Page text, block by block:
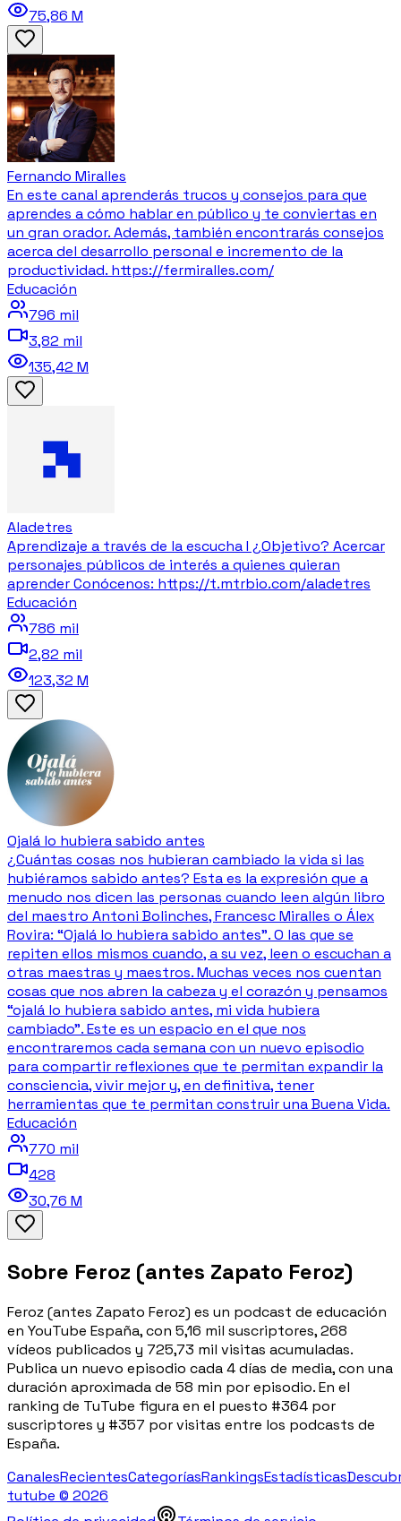
75,86 M
Fernando Miralles
En este canal aprenderás trucos y consejos para que
aprendes a cómo hablar en público y te conviertas en
un gran orador. Además, también encontrarás consejos
acerca del desarrollo personal e incremento de la
productividad. https://fermiralles.com/
Educación
796 mil
3,82 mil
135,42 M
Aladetres
Aprendizaje a través de la escucha I ¿Objetivo? Acercar
personajes públicos de interés a quienes quieran
aprender Conócenos: https://t.mtrbio.com/aladetres
Educación
786 mil
2,82 mil
123,32 M
Ojalá lo hubiera sabido antes
¿Cuántas cosas nos hubieran cambiado la vida si las
hubiéramos sabido antes? Esta es la expresión que a
menudo nos dicen las personas cuando leen algún libro
del maestro Antoni Bolinches, Francesc Miralles o Álex
Rovira: “Ojalá lo hubiera sabido antes”. O las que se
repiten ellos mismos cuando, a su vez, leen o escuchan a
otras maestras y maestros. Muchas veces nos cuentan
cosas que nos abren la cabeza y el corazón y pensamos
“ojalá lo hubiera sabido antes, mi vida hubiera
cambiado”. Este es un espacio en el que nos
encontraremos cada semana con un nuevo episodio
para compartir reflexiones que te permitan expandir la
consciencia, vivir mejor y, en definitiva, tener
herramientas que te permitan construir una Buena Vida.
Educación
770 mil
428
30,76 M
Sobre Feroz (antes Zapato Feroz)
Feroz (antes Zapato Feroz) es un podcast de educación
en YouTube España, con 5,16 mil suscriptores, 268
vídeos publicados y 725,73 mil visitas acumuladas.
Publica un nuevo episodio cada 4 días de media, con una
duración aproximada de 58 min por episodio. En el
ranking de TuTube figura en el puesto #364 por
suscriptores y #357 por visitas entre los podcasts de
España.
CanalesRecientesCategoríasRankingsEstadísticas
tutube © 2026